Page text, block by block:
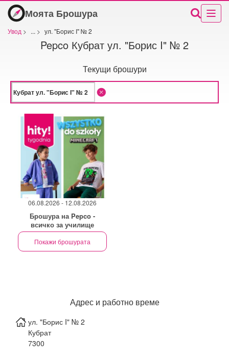
Моята Брошура
Увод > ... > ул. "Борис I" № 2
Pepco Кубрат ул. "Борис I" № 2
Текущи брошури
06.08.2026 - 12.08.2026
Брошура на Pepco -
всичко за училище
Покажи брошурата
Адрес и работно време
ул. "Борис I" № 2
Кубрат
7300